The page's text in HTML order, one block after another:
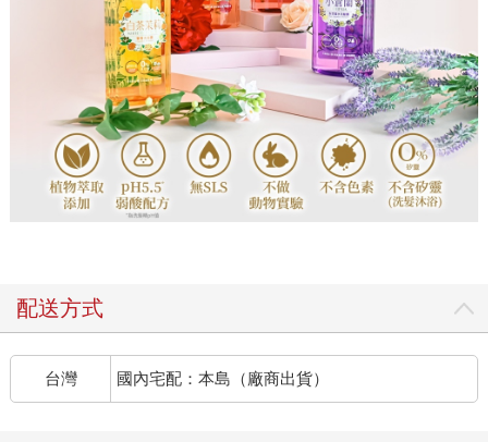
配送方式
台灣 國內宅配：本島（廠商出貨）